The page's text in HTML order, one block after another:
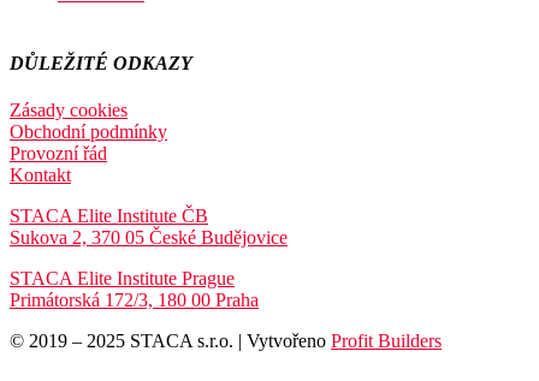
DŮLEŽITÉ ODKAZY
Zásady cookies
Obchodní podmínky
Provozní řád
Kontakt
STACA Elite Institute ČB
Sukova 2, 370 05 České Budějovice
STACA Elite Institute Prague
Primátorská 172/3, 180 00 Praha
© 2019 – 2025 STACA s.r.o. | Vytvořeno Profit Builders